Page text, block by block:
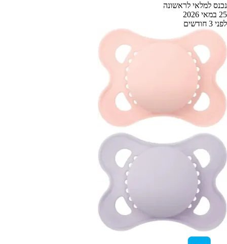
נכנס למלאי לראשונה
25 במאי 2026
לפני 3 חודשים